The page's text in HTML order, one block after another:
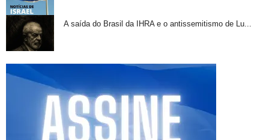
A saída do Brasil da IHRA e o antissemitismo de Lu...